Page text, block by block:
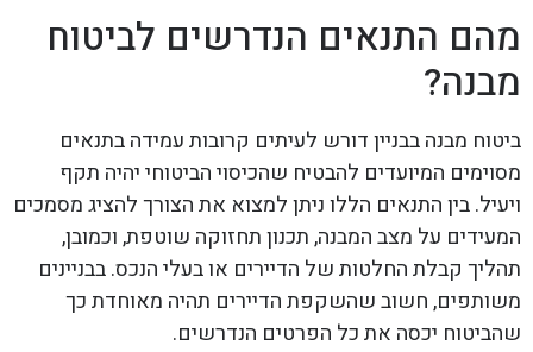
מהם התנאים הנדרשים לביטוח
מבנה?
ביטוח מבנה בבניין דורש לעיתים קרובות עמידה בתנאים
מסוימים המיועדים להבטיח שהכיסוי הביטוחי יהיה תקף
ויעיל. בין התנאים הללו ניתן למצוא את הצורך להציג מסמכים
המעידים על מצב המבנה, תכנון תחזוקה שוטפת, וכמובן,
תהליך קבלת החלטות של הדיירים או בעלי הנכס. בבניינים
משותפים, חשוב שהשקפת הדיירים תהיה מאוחדת כך
שהביטוח יכסה את כל הפרטים הנדרשים.